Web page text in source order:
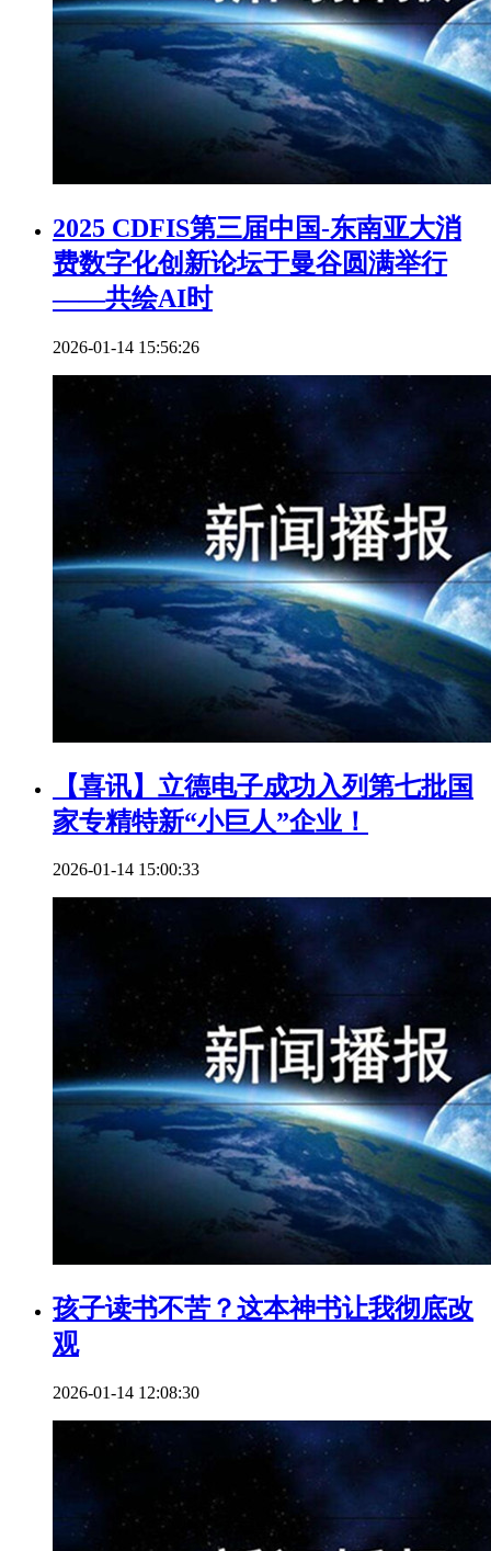
2025 CDFIS第三届中国-东南亚大消
费数字化创新论坛于曼谷圆满举行
——共绘AI时
2026-01-14 15:56:26
【喜讯】立德电子成功入列第七批国
家专精特新“小巨人”企业！
2026-01-14 15:00:33
孩子读书不苦？这本神书让我彻底改
观
2026-01-14 12:08:30